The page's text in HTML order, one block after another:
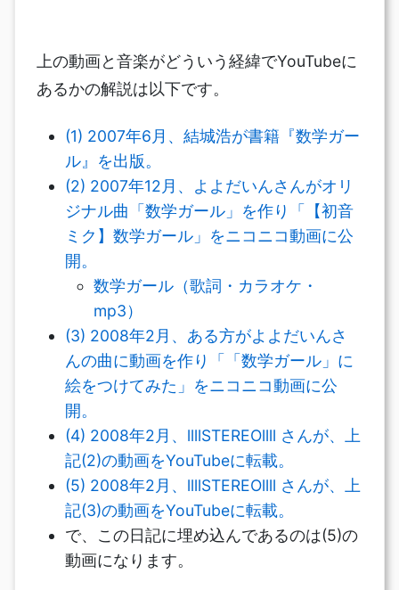
上の動画と音楽がどういう経緯でYouTubeに
あるかの解説は以下です。
(1) 2007年6月、結城浩が書籍『数学ガー
ル』を出版。
(2) 2007年12月、よよだいんさんがオリ
ジナル曲「数学ガール」を作り「【初音
ミク】数学ガール」をニコニコ動画に公
開。
数学ガール（歌詞・カラオケ・
mp3）
(3) 2008年2月、ある方がよよだいんさ
んの曲に動画を作り「「数学ガール」に
絵をつけてみた」をニコニコ動画に公
開。
(4) 2008年2月、llllSTEREOllll さんが、上
記(2)の動画をYouTubeに転載。
(5) 2008年2月、llllSTEREOllll さんが、上
記(3)の動画をYouTubeに転載。
で、この日記に埋め込んであるのは(5)の
動画になります。